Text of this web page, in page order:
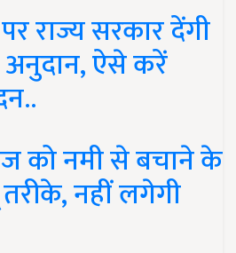
राज्य सरकार देंगी
अनुदान, ऐसे करें
को नमी से बचाने के
नहीं लगेगी